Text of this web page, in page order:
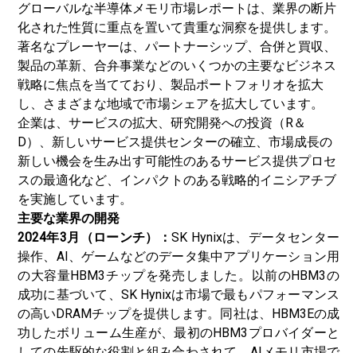
グローバルな半導体メモリ市場レポートは、業界の断片
化された性質に重点を置いて貴重な洞察を提供します。
著名なプレーヤーは、パートナーシップ、合併と買収、
製品の革新、合弁事業などのいくつかの主要なビジネス
戦略に焦点を当てており、製品ポートフォリオを拡大
し、さまざまな地域で市場シェアを拡大​​しています。
企業は、サービスの拡大、研究開発への投資（R＆
D）、新しいサービス提供センターの確立、市場成長の
新しい機会を生み出す可能性のあるサービス提供プロセ
スの最適化など、インパクトのある戦略的イニシアチブ
を実施しています。
主要な業界の開発
2024年3月（ローンチ）：SK Hynixは、データセンター
操作、AI、ゲームなどのデータ集中アプリケーション用
の大容量HBM3チップを発売しました。以前のHBM3の
成功に基づいて、SK Hynixは市場で最もパフォーマンス
の高いDRAMチップを提供します。同社は、HBM3Eの成
功したボリューム生産が、最初のHBM3プロバイダーと